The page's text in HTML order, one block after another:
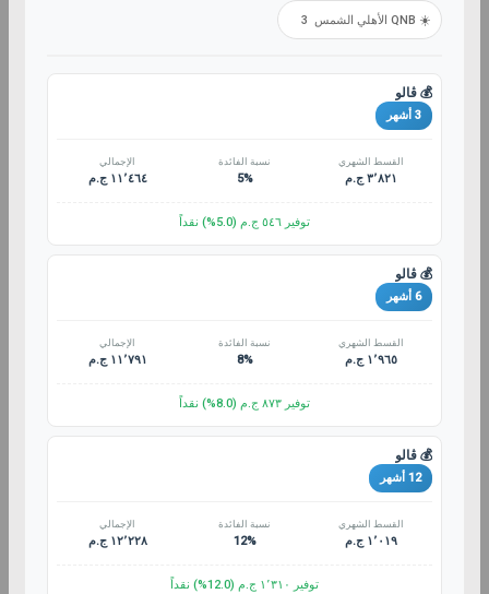
☀️ QNB الأهلي الشمس 3
💰 ڤالو
3 أشهر
القسط الشهري
٣٬٨٢١ ج.م
نسبة الفائدة
5%
الإجمالي
١١٬٤٦٤ ج.م
توفير ٥٤٦ ج.م (5.0%) نقداً
💰 ڤالو
6 أشهر
القسط الشهري
١٬٩٦٥ ج.م
نسبة الفائدة
8%
الإجمالي
١١٬٧٩١ ج.م
توفير ٨٧٣ ج.م (8.0%) نقداً
💰 ڤالو
12 أشهر
القسط الشهري
١٬٠١٩ ج.م
نسبة الفائدة
12%
الإجمالي
١٢٬٢٢٨ ج.م
توفير ١٬٣١٠ ج.م (12.0%) نقداً